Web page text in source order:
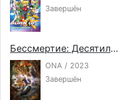
Завершён
Бессмертие: Десятилетнее соглашение
ONA / 2023
Завершён